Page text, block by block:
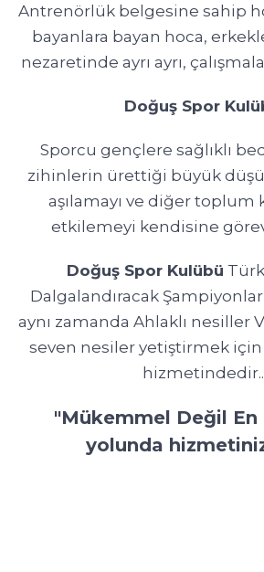
Antrenörlük belgesine sahip
bayanlara bayan hoca,
nezaretinde ayrı ayrı,
Doğuş Spor
Sporcu gençlere sağlıklı
zihinlerin ürettiği büyük
aşılamayı ve diğer toplum
etkilemeyi kendisine
Doğuş Spor Kulübü Türk
Dalgalandıracak
aynı zamanda Ahlaklı nesiller
seven nesiler yetiştirmek
"Mükemmel Değil
yolunda